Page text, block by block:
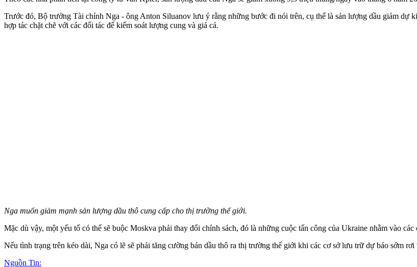
Trước đó, Bộ trưởng Tài chính Nga - ông Anton Siluanov lưu ý rằng những bước đi nói trên, cụ thể là sản lượng dầu giảm dự
hợp tác chặt chẽ với các đối tác để kiểm soát lượng cung và giá cả.
Nga muốn giảm mạnh sản lượng dầu thô cung cấp cho thị trường thế giới.
Mặc dù vậy, một yếu tố có thể sẽ buộc Moskva phải thay đổi chính sách, đó là những cuộc tấn công của Ukraine nhằm vào
Nếu tình trạng trên kéo dài, Nga có lẽ sẽ phải tăng cường bán dầu thô ra thị trường thế giới khi các cơ sở lưu trữ dự báo sớm
Nguồn Tin: